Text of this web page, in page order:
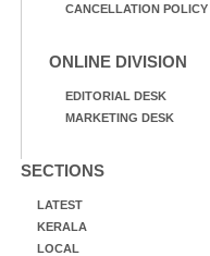
CANCELLATION POLICY
ONLINE DIVISION
EDITORIAL DESK
MARKETING DESK
SECTIONS
LATEST
KERALA
LOCAL